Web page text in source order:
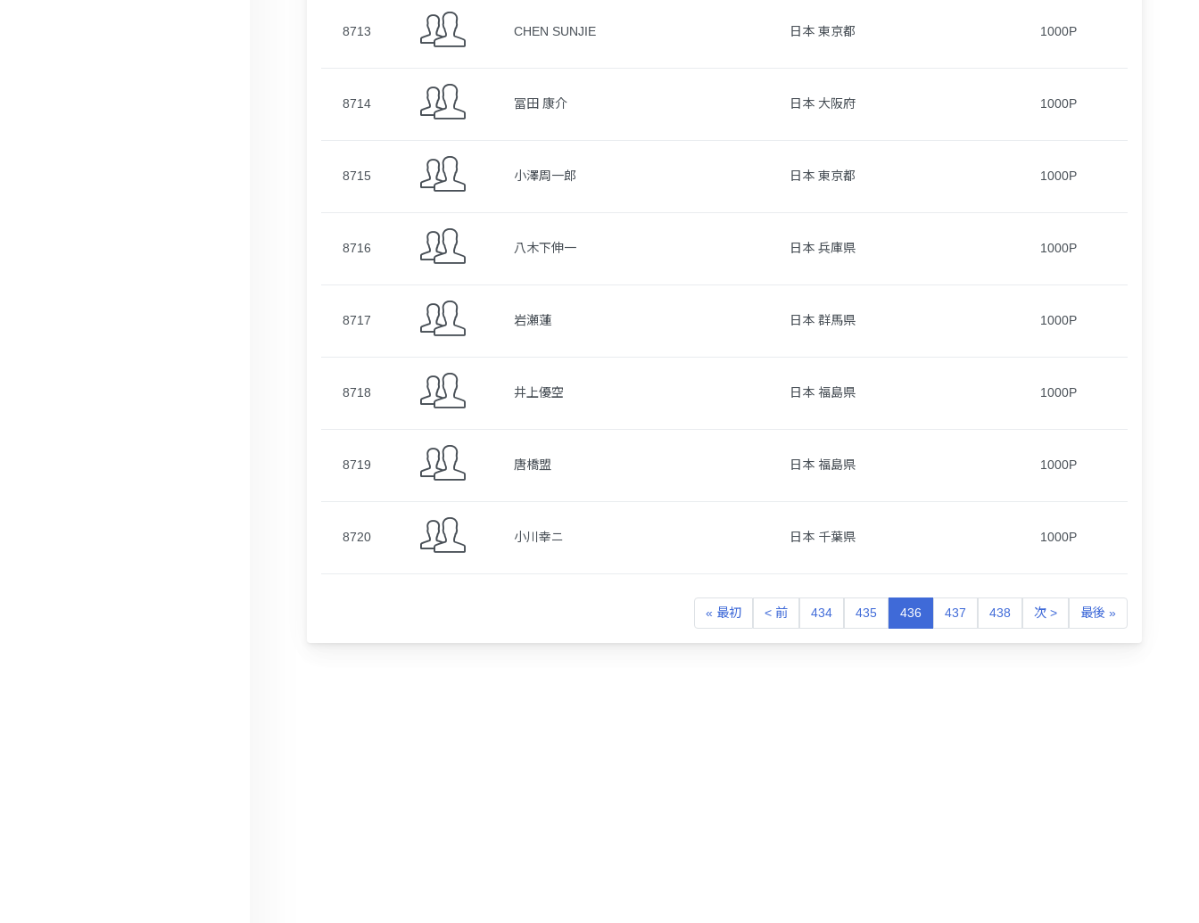
8713 CHEN SUNJIE 日本 東京都 1000P
8714 冨田 康介 日本 大阪府 1000P
8715 小澤周一郎 日本 東京都 1000P
8716 八木下伸一 日本 兵庫県 1000P
8717 岩瀬蓮 日本 群馬県 1000P
8718 井上優空 日本 福島県 1000P
8719 唐橋盟 日本 福島県 1000P
8720 小川幸ニ 日本 千葉県 1000P
« 最初 < 前 434 435 436 437 438 次 > 最後 »